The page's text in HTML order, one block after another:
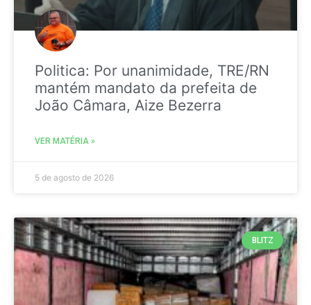
Politica: Por unanimidade, TRE/RN
mantém mandato da prefeita de
João Câmara, Aize Bezerra
VER MATÉRIA »
5 de agosto de 2026
BLITZ